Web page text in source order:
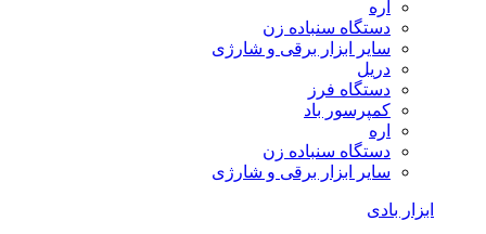
اره
دستگاه سنباده زن
سایر ابزار برقی و شارژی
دریل
دستگاه فرز
کمپرسور باد
اره
دستگاه سنباده زن
سایر ابزار برقی و شارژی
ابزار بادی